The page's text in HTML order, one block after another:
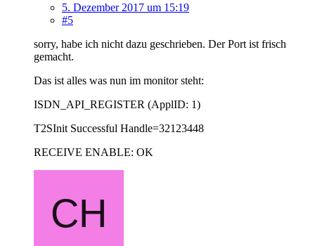
5. Dezember 2017 um 15:19
#5
sorry, habe ich nicht dazu geschrieben. Der Port ist frisch
gemacht.
Das ist alles was nun im monitor steht:
ISDN_API_REGISTER (ApplID: 1)
T2SInit Successful Handle=32123448
RECEIVE ENABLE: OK